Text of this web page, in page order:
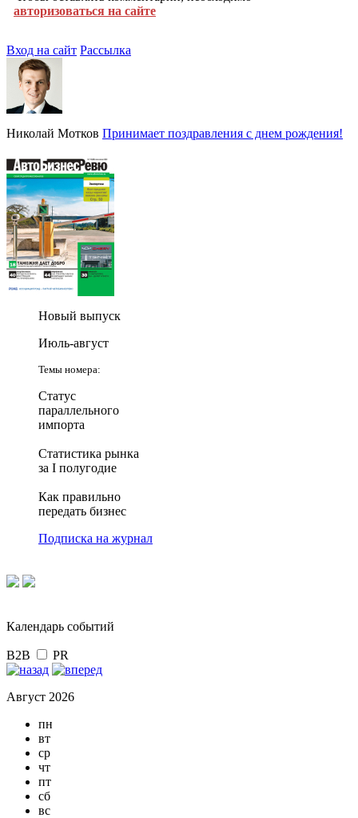
авторизоваться на сайте
Вход на сайт Рассылка
Николай Мотков Принимает поздравления с днем рождения!
Новый выпуск
Июль-август
Темы номера:
Статус
параллельного
импорта
Статистика рынка
за I полугодие
Как правильно
передать бизнес
Подписка на журнал
Календарь событий
B2B PR
Август 2026
пн
вт
ср
чт
пт
сб
вс